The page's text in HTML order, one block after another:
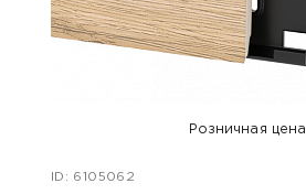
Розничная цена
ID: 6105062